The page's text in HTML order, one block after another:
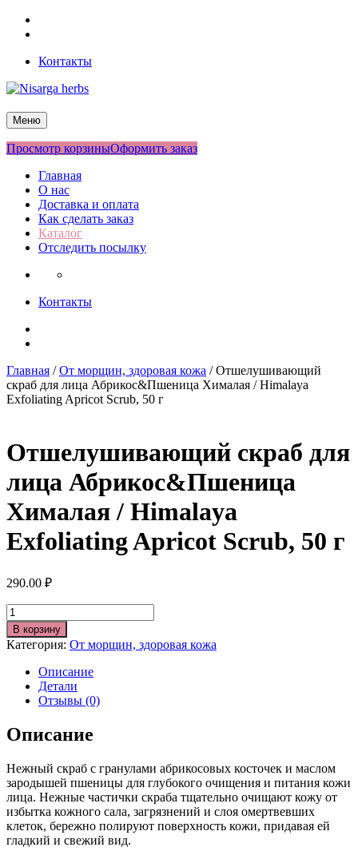
Перейти
Контакты
Nisarga herbs
Меню
Просмотр корзиныОформить заказ
Главная
О нас
Доставка и оплата
Как сделать заказ
Каталог
Отследить посылку
Контакты
Главная /От морщин, здоровая кожа / Отшелушивающий
скраб для лица Абрикос&Пшеница Хималая / Himalaya
Exfoliating Apricot Scrub, 50 г
Отшелушивающий скраб для
лица Абрикос&Пшеница
Хималая / Himalaya
Exfoliating Apricot Scrub, 50 г
290.00 ₽
Количество
В корзину
Категория: От морщин, здоровая кожа
Описание
Детали
Отзывы (0)
Описание
Нежный скраб с гранулами абрикосовых косточек и маслом
зародышей пшеницы для глубокого очищения и питания кожи
лица. Нежные частички скраба тщательно очищают кожу от
избытка кожного сала, загрязнений и слоя омертвевших
клеток, бережно полируют поверхность кожи, придавая ей
гладкий и свежий вид.